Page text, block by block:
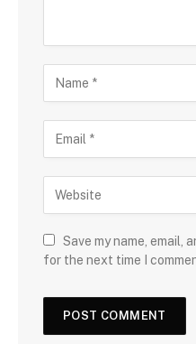
Save my name, email,
for the next time I